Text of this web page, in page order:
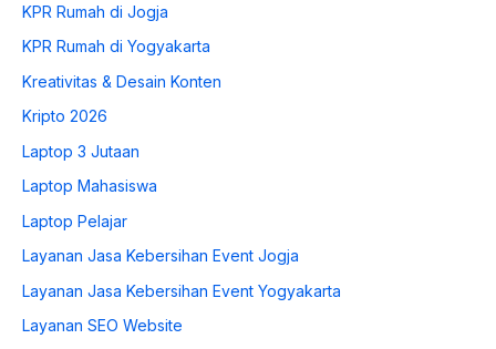
KPR Rumah di Jogja
KPR Rumah di Yogyakarta
Kreativitas & Desain Konten
Kripto 2026
Laptop 3 Jutaan
Laptop Mahasiswa
Laptop Pelajar
Layanan Jasa Kebersihan Event Jogja
Layanan Jasa Kebersihan Event Yogyakarta
Layanan SEO Website